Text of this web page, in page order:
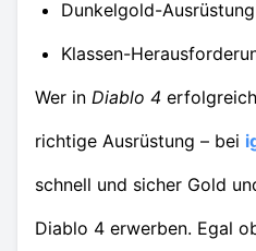
Dunkelgold-Ausrüstung
Klassen-
Wer in Diablo 4
richtige Ausrüstung – bei
schnell und sicher Gold
Diablo 4 erwerben. Egal